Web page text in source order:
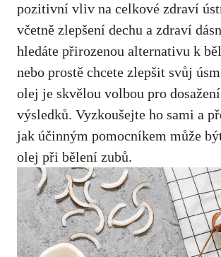
pozitivní vliv na celkové zdraví
včetně zlepšení dechu a zdraví
hledáte přirozenou alternativu k
nebo prostě chcete zlepšit svůj
olej je skvělou volbou pro
výsledků. Vyzkoušejte ho sami a
jak účinným pomocníkem může
olej při bělení zubů.